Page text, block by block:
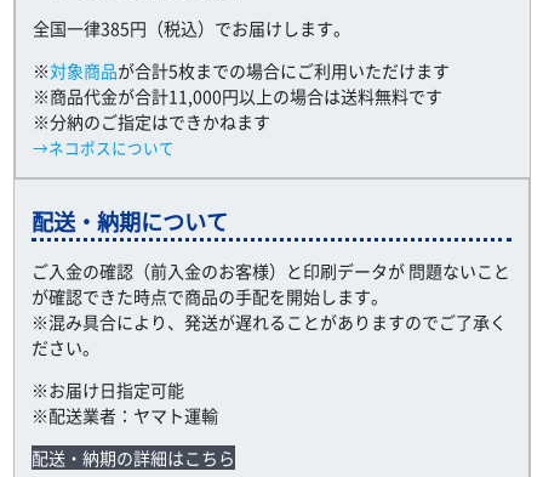
全国一律385円（税込）でお届けします。
※対象商品が合計5枚までの場合にご利用いただけます
※商品代金が合計11,000円以上の場合は送料無料です
※分納のご指定はできかねます
→ネコポスについて
配送・納期について
ご入金の確認（前入金のお客様）と印刷データが 問題ないこと
が確認できた時点で商品の手配を開始します。
※混み具合により、発送が遅れることがありますのでご了承く
ださい。
※お届け日指定可能
※配送業者：ヤマト運輸
配送・納期の詳細はこちら